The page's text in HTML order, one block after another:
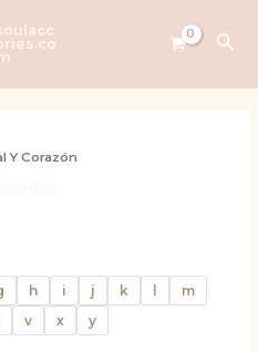
Y Corazón
h i j k
m
v x y